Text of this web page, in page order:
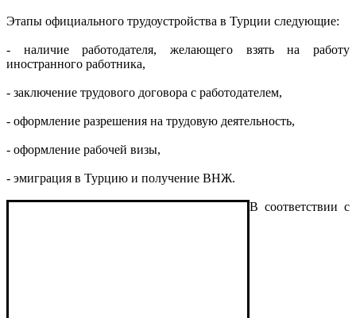
Этапы официального трудоустройства в Турции следующие:
- наличие работодателя, желающего взять на работу
иностранного работника,
- заключение трудового договора с работодателем,
- оформление разрешения на трудовую деятельность,
- оформление рабочей визы,
- эмиграция в Турцию и получение ВНЖ.
В соответствии с